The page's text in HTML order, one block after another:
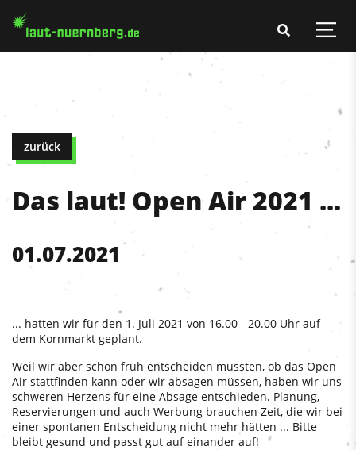
zurück
Das laut! Open Air 2021 ...
01.07.2021
... hatten wir für den 1. Juli 2021 von 16.00 - 20.00 Uhr auf
dem Kornmarkt geplant.
Weil wir aber schon früh entscheiden mussten, ob das Open
Air stattfinden kann oder wir absagen müssen, haben wir uns
schweren Herzens für eine Absage entschieden. Planung,
Reservierungen und auch Werbung brauchen Zeit, die wir bei
einer spontanen Entscheidung nicht mehr hätten ... Bitte
bleibt gesund und passt gut auf einander auf!